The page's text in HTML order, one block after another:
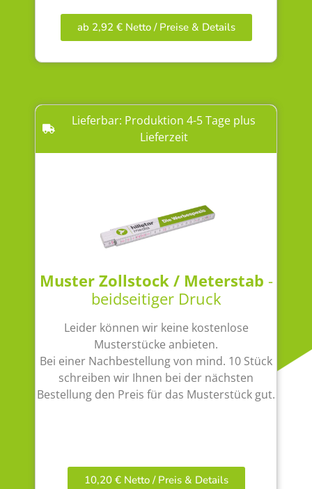
ab 2,92 € Netto / Preise & Details
Lieferbar: Produktion 4-5 Tage plus
Lieferzeit
Muster Zollstock / Meterstab -
beidseitiger Druck
Leider können wir keine kostenlose
Musterstücke anbieten.
Bei einer Nachbestellung von mind. 10 Stück
schreiben wir Ihnen bei der nächsten
Bestellung den Preis für das Musterstück gut.
10,20 € Netto / Preis & Details